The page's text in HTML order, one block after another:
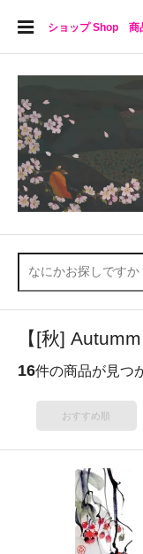
ショップ Shop
【[秋]
16件の商品が見つ
おすすめ順